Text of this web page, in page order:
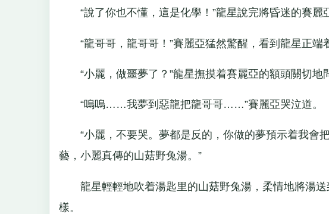
“說了你也不懂，這是化學！”龍星說完將昏迷的賽麗
“龍哥哥，龍哥哥！”賽麗亞猛然驚醒，看到龍星正端
“小麗，做噩夢了？”龍星撫摸着賽麗亞的額頭關切地
“嗚嗚……我夢到惡龍把龍哥哥……”賽麗亞哭泣道。
“小麗，不要哭。夢都是反的，你做的夢預示着我會把
藝，小麗真傳的山菇野兔湯。”
龍星輕輕地吹着湯匙里的山菇野兔湯，柔情地將湯送
樣。